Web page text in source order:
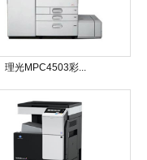
理光MPC4503彩...